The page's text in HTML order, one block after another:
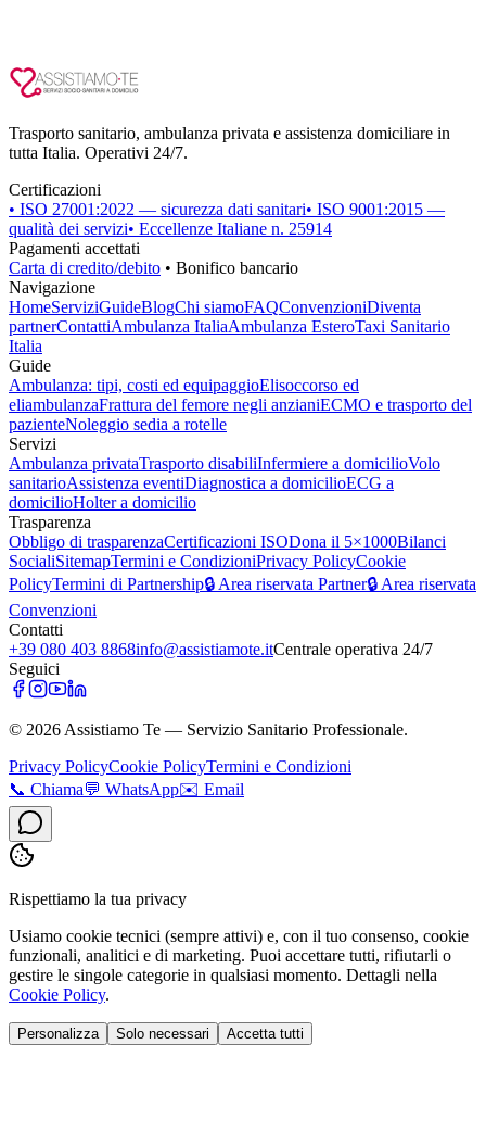
Trasporto sanitario, ambulanza privata e assistenza domiciliare in
tutta Italia. Operativi 24/7.
Certificazioni
• ISO 27001:2022 — sicurezza dati sanitari• ISO 9001:2015 —
qualità dei servizi• Eccellenze Italiane n. 25914
Pagamenti accettati
Carta di credito/debito • Bonifico bancario
Navigazione
HomeServiziGuideBlogChi siamoFAQConvenzioniDiventa
partnerContattiAmbulanza ItaliaAmbulanza EsteroTaxi Sanitario
Italia
Guide
Ambulanza: tipi, costi ed equipaggioElisoccorso ed
eliambulanzaFrattura del femore negli anzianiECMO e trasporto del
pazienteNoleggio sedia a rotelle
Servizi
Ambulanza privataTrasporto disabiliInfermiere a domicilioVolo
sanitarioAssistenza eventiDiagnostica a domicilioECG a
domicilioHolter a domicilio
Trasparenza
Obbligo di trasparenzaCertificazioni ISODona il 5×1000Bilanci
SocialiSitemapTermini e CondizioniPrivacy PolicyCookie
PolicyTermini di Partnership🔒 Area riservata Partner🔒 Area riservata
Convenzioni
Contatti
+39 080 403 8868info@assistiamote.itCentrale operativa 24/7
Seguici
© 2026 Assistiamo Te — Servizio Sanitario Professionale.
Privacy PolicyCookie PolicyTermini e Condizioni
📞 Chiama💬 WhatsApp✉️ Email
Rispettiamo la tua privacy
Usiamo cookie tecnici (sempre attivi) e, con il tuo consenso, cookie
funzionali, analitici e di marketing. Puoi accettare tutti, rifiutarli o
gestire le singole categorie in qualsiasi momento. Dettagli nella
Cookie Policy.
Personalizza Solo necessari Accetta tutti